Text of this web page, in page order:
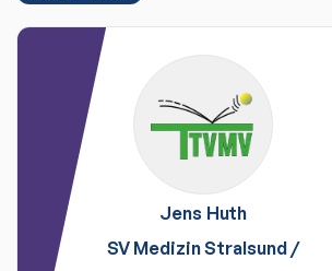
Jens Huth
SV Medizin Stralsund /